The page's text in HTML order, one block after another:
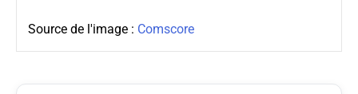
Source de l'image : Comscore